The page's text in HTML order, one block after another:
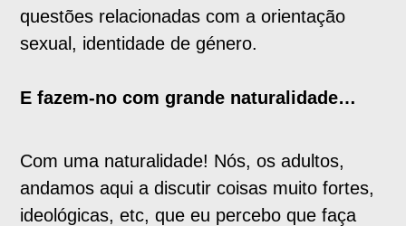
questões relacionadas com a orientação
sexual, identidade de género.
E fazem-no com grande naturalidade…
Com uma naturalidade! Nós, os adultos,
andamos aqui a discutir coisas muito fortes,
ideológicas, etc, que eu percebo que faça